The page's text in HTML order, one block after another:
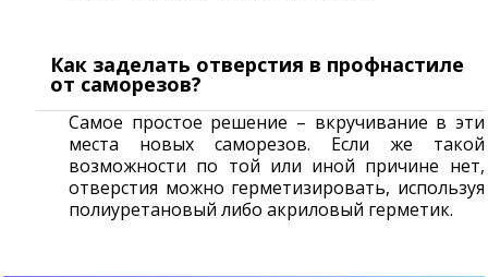
Как заделать отверстия в профнастиле
от саморезов?
Самое простое решение – вкручивание в эти
места новых саморезов. Если же такой
возможности по той или иной причине нет,
отверстия можно герметизировать, используя
полиуретановый либо акриловый герметик.